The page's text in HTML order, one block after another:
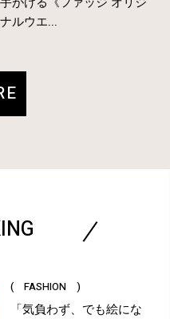
ナルウエ...
( FASHION )
「気負わず、でも絵にな